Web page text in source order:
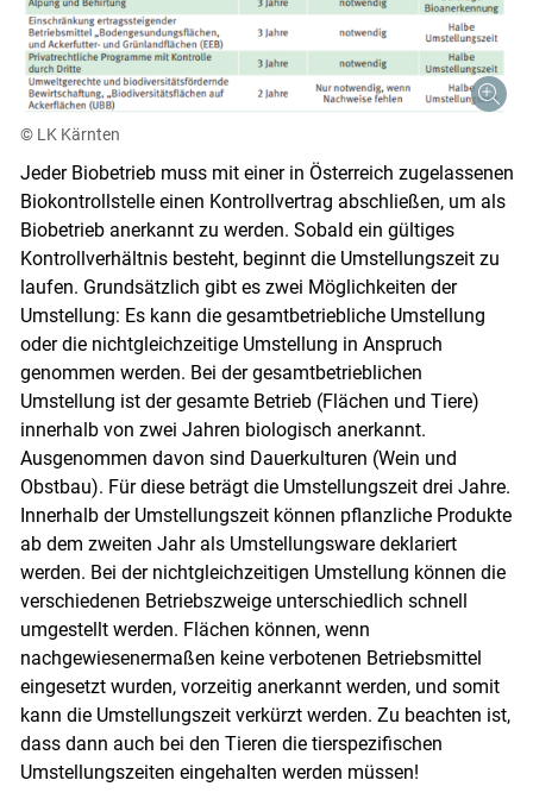
Skip to main content
© LK Kärnten
Jeder Biobetrieb muss mit einer in Österreich zugelassenen
Biokontrollstelle einen Kontrollvertrag abschließen, um als
Biobetrieb anerkannt zu werden. Sobald ein gültiges
Kontrollverhältnis besteht, beginnt die Umstellungszeit zu
laufen. Grundsätzlich gibt es zwei Möglichkeiten der
Umstellung: Es kann die gesamtbetriebliche Umstellung
oder die nichtgleichzeitige Umstellung in Anspruch
genommen werden. Bei der gesamtbetrieblichen
Umstellung ist der gesamte Betrieb (Flächen und Tiere)
innerhalb von zwei Jahren biologisch anerkannt.
Ausgenommen davon sind Dauerkulturen (Wein und
Obstbau). Für diese beträgt die Umstellungszeit drei Jahre.
Innerhalb der Umstellungszeit können pflanzliche Produkte
ab dem zweiten Jahr als Umstellungsware deklariert
werden. Bei der nichtgleichzeitigen Umstellung können die
verschiedenen Betriebszweige unterschiedlich schnell
umgestellt werden. Flächen können, wenn
nachgewiesenermaßen keine verbotenen Betriebsmittel
eingesetzt wurden, vorzeitig anerkannt werden, und somit
kann die Umstellungszeit verkürzt werden. Zu beachten ist,
dass dann auch bei den Tieren die tierspezifischen
Umstellungszeiten eingehalten werden müssen!